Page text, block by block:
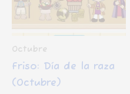
Octubre
Friso: Día de la raza
(Octubre)